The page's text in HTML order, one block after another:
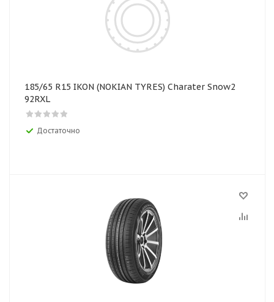
185/65 R15 IKON (NOKIAN TYRES) Charater Snow2
92RXL
Достаточно